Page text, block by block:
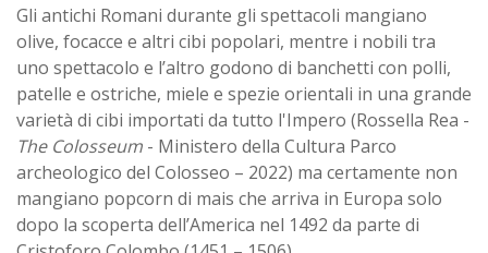
Gli antichi Romani durante gli spettacoli mangiano
olive, focacce e altri cibi popolari, mentre i nobili tra
uno spettacolo e l’altro godono di banchetti con polli,
patelle e ostriche, miele e spezie orientali in una grande
varietà di cibi importati da tutto l'Impero (Rossella Rea -
The Colosseum - Ministero della Cultura Parco
archeologico del Colosseo – 2022) ma certamente non
mangiano popcorn di mais che arriva in Europa solo
dopo la scoperta dell’America nel 1492 da parte di